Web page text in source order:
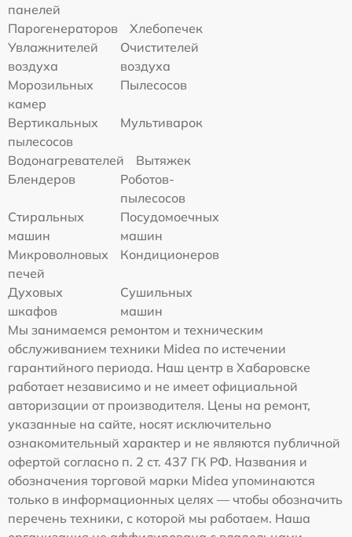
панелей
Парогенераторов
Хлебопечек
Увлажнителей
воздуха
Очистителей
воздуха
Морозильных
камер
Пылесосов
Вертикальных
пылесосов
Мультиварок
Водонагревателей
Вытяжек
Блендеров
Роботов-
пылесосов
Стиральных
машин
Посудомоечных
машин
Микроволновых
печей
Кондиционеров
Духовых
шкафов
Сушильных
машин
Мы занимаемся ремонтом и техническим
обслуживанием техники Midea по истечении
гарантийного периода. Наш центр в Хабаровске
работает независимо и не имеет официальной
авторизации от производителя. Цены на ремонт,
указанные на сайте, носят исключительно
ознакомительный характер и не являются публичной
офертой согласно п. 2 ст. 437 ГК РФ. Названия и
обозначения торговой марки Midea упоминаются
только в информационных целях — чтобы обозначить
перечень техники, с которой мы работаем. Наша